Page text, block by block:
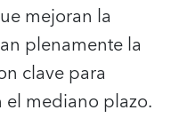
mejoran la
plenamente la
clave para
mediano plazo.